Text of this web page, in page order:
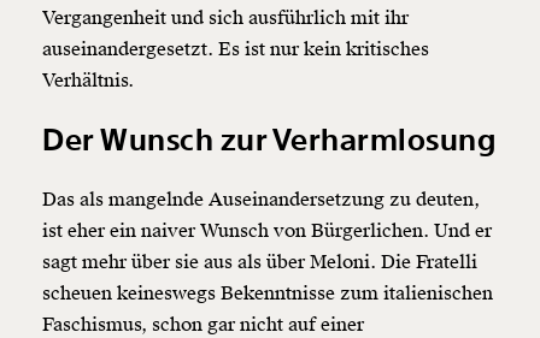
Veränderung
beginnt mit Dir!
WerdeFördermitgliedund wir können gemeinsam
unsere Wirtschaft so gestalten, dass sie für alle
Vergangenheit und sich ausführlich mit ihr
auseinandergesetzt. Es ist nur kein kritisches
Verhältnis.
Der Wunsch zur Verharmlosung
Das als mangelnde Auseinandersetzung zu deuten,
ist eher ein naiver Wunsch von Bürgerlichen. Und er
sagt mehr über sie aus als über Meloni. Die Fratelli
scheuen keineswegs Bekenntnisse zum italienischen
Faschismus, schon gar nicht auf einer